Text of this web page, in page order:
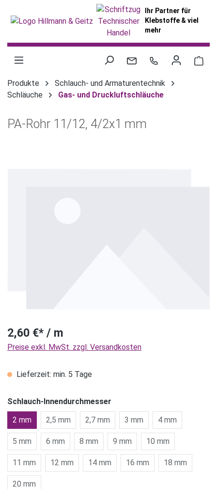
Ihr Partner für
Klebstoffe & viel
mehr
Produkte
Schlauch- und Armaturentechnik
Schläuche
Gas- und Druckluftschläuche
PA-Rohr 11/12, 4/2x1 mm
2,60 €* / m
Preise exkl. MwSt. zzgl. Versandkosten
Lieferzeit: min. 5 Tage
Schlauch-Innendurchmesser
2 mm
2,5 mm 2,7 mm 3 mm 4 mm
5 mm 6 mm 8 mm 9 mm 10 mm
11 mm 12 mm 14 mm 16 mm 18 mm
20 mm